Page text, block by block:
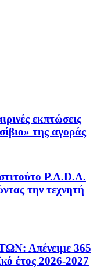
εκπτώσεις
της αγοράς
P.A.D.A.
την τεχνητή
Απένειμε 365
έτος 2026-2027